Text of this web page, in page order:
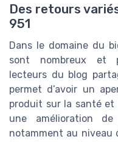
Des retours
951
Dans le domaine du
sont nombreux et
lecteurs du blog
permet d’avoir un
produit sur la santé et
une amélioration
notamment au niveau